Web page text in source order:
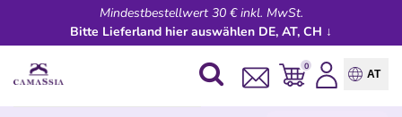
Mindestbestellwert 30 € inkl. MwSt.
Bitte Lieferland hier auswählen DE, AT, CH ↓
0
AT